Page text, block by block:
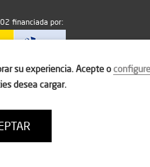
financiada por:
Condiciones de uso
su experiencia. Acepte oconfigure
desea cargar.